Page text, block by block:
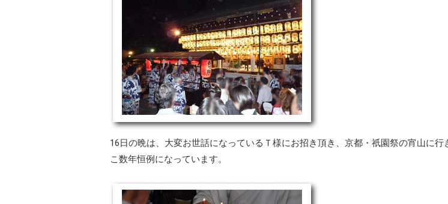
16日の晩は、大変お世話になっているＴ様にお招き頂き、京都・祇園祭の宵山に行
こ数年恒例になっています。